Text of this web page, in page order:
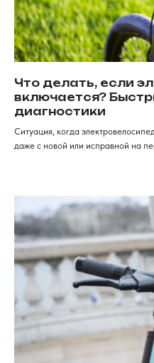
Что делать, если
включается?
диагностики
Ситуация, когда
даже с новой или исправной на
Категории
Электровелосипеды
Электросамокаты
Шлемы,
Перейти в каталог
Для клиентов
Обзоры FAqs
Рассрочка
и кредит
Контакты
+7 (968) 224-80-
19
Консультация, вопросы
Мы
в Красноярске